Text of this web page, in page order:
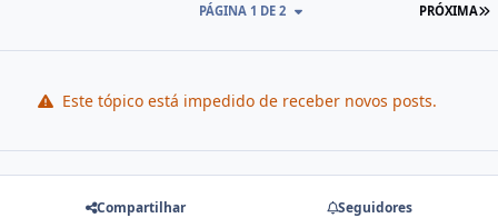
PRÓXIMA
PÁGINA 1 DE 2
Este tópico está impedido de receber novos posts.
Compartilhar Seguidores